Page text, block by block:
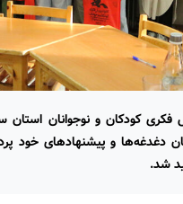
کودکان و نوجوانان استان
به بیان دغدغه‌ها و پیشنهادهای خود
شد.